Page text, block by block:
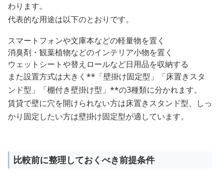
わります。
代表的な用途は以下のとおりです。
スマートフォンや文庫本などの軽量物を置く
消臭剤・観葉植物などのインテリア小物を置く
ウェットシートや替えロールなど日用品を収納する
また設置方式は大きく**「壁掛け固定型」「床置きスタ
ンド型」「棚付き壁掛け型」**の3種類に分かれます。
賃貸で壁に穴を開けられない方は床置きスタンド型、しっ
かり固定したい方は壁掛け固定型が適しています。
比較前に整理しておくべき前提条件